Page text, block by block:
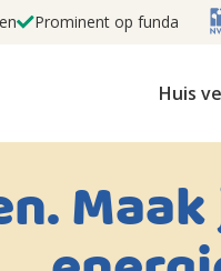
Prominent op funda
Huis